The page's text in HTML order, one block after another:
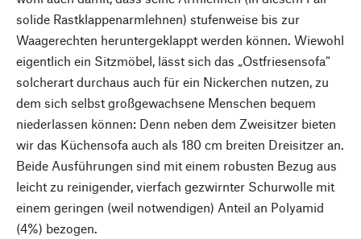
solide Rastklappenarmlehnen) stufenweise bis zur
Waagerechten heruntergeklappt werden können. Wiewohl
eigentlich ein Sitzmöbel, lässt sich das „Ostfriesensofa“
solcherart durchaus auch für ein Nickerchen nutzen, zu
dem sich selbst großgewachsene Menschen bequem
niederlassen können: Denn neben dem Zweisitzer bieten
wir das Küchensofa auch als 180 cm breiten Dreisitzer an.
Beide Ausführungen sind mit einem robusten Bezug aus
leicht zu reinigender, vierfach gezwirnter Schurwolle mit
einem geringen (weil notwendigen) Anteil an Polyamid
(4%) bezogen.